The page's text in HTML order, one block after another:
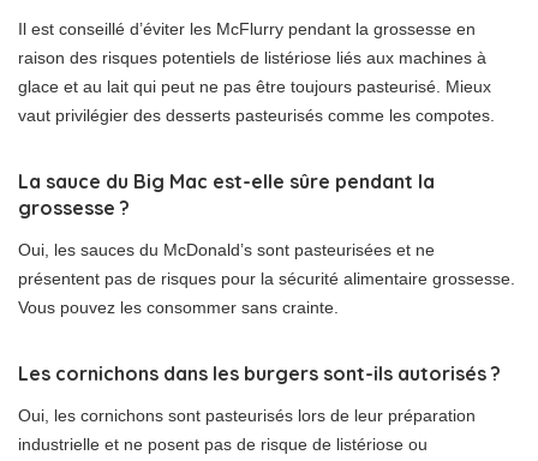
Il est conseillé d’éviter les McFlurry pendant la grossesse en
raison des risques potentiels de listériose liés aux machines à
glace et au lait qui peut ne pas être toujours pasteurisé. Mieux
vaut privilégier des desserts pasteurisés comme les compotes.
La sauce du Big Mac est-elle sûre pendant la
grossesse ?
Oui, les sauces du McDonald’s sont pasteurisées et ne
présentent pas de risques pour la sécurité alimentaire grossesse.
Vous pouvez les consommer sans crainte.
Les cornichons dans les burgers sont-ils autorisés ?
Oui, les cornichons sont pasteurisés lors de leur préparation
industrielle et ne posent pas de risque de listériose ou